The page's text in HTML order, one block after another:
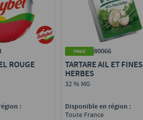
ROUGE
:
80066
TARTARE AIL ET FINES
HERBES
32 % MG
Disponible en région :
Toute France